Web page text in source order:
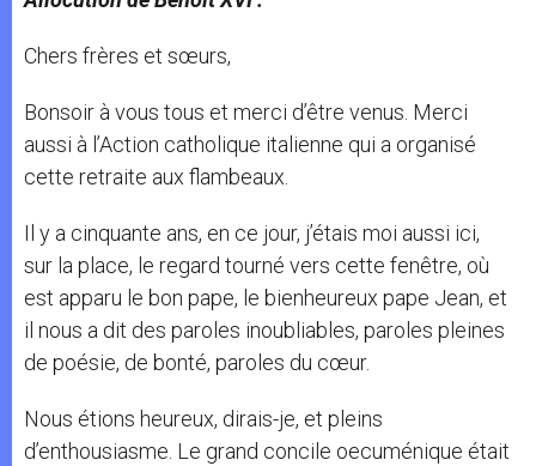
Chers frères et sœurs,
Bonsoir à vous tous et merci d’être venus. Merci
aussi à l’Action catholique italienne qui a organisé
cette retraite aux flambeaux.
Il y a cinquante ans, en ce jour, j’étais moi aussi ici,
sur la place, le regard tourné vers cette fenêtre, où
est apparu le bon pape, le bienheureux pape Jean, et
il nous a dit des paroles inoubliables, paroles pleines
de poésie, de bonté, paroles du cœur.
Nous étions heureux, dirais-je, et pleins
d’enthousiasme. Le grand concile oecuménique était